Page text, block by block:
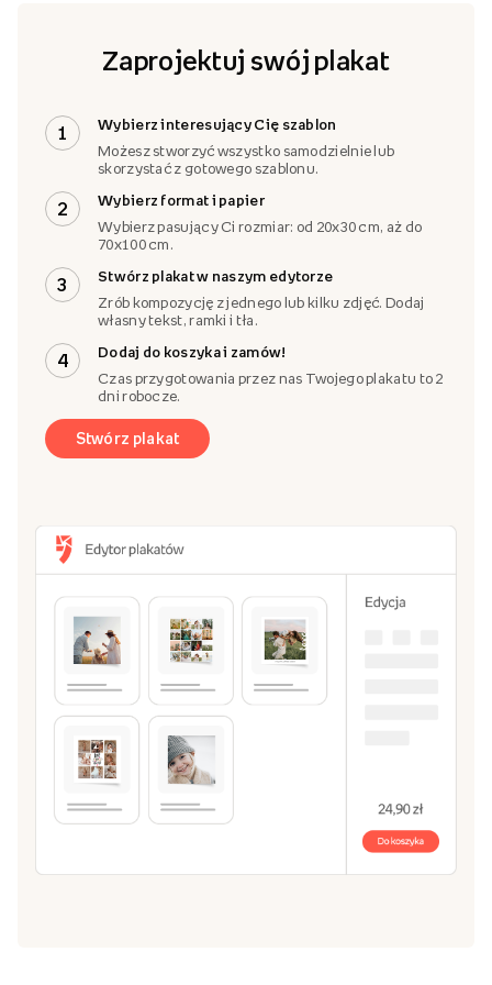
Zaprojektuj swój plakat
1
Wybierz interesujący Cię szablon
Możesz stworzyć wszystko samodzielnie lub
skorzystać z gotowego szablonu.
2
Wybierz format i papier
Wybierz pasujący Ci rozmiar: od 20x30 cm, aż do
70x100 cm.
3
Stwórz plakat w naszym edytorze
Zrób kompozycję z jednego lub kilku zdjęć. Dodaj
własny tekst, ramki i tła.
4
Dodaj do koszyka i zamów!
Czas przygotowania przez nas Twojego plakatu to 2
dni robocze.
Stwórz plakat